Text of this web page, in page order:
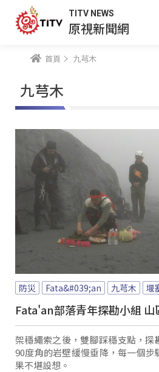
TITV NEWS
原視新聞網
首頁 九芎木
九芎木
防災 Fata&#039;an 九芎木 堰
Fata'an部落青年探勘小組 山
架穩繩索之後，雙腳踩穩支點，探
90度角的岩壁緩慢垂降，每一個
果不堪設想。